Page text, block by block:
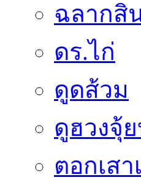
ฉลากสิ
ดร.ไก่
ดูดส้วม
ดูฮวงจุ้
ตอกเสา